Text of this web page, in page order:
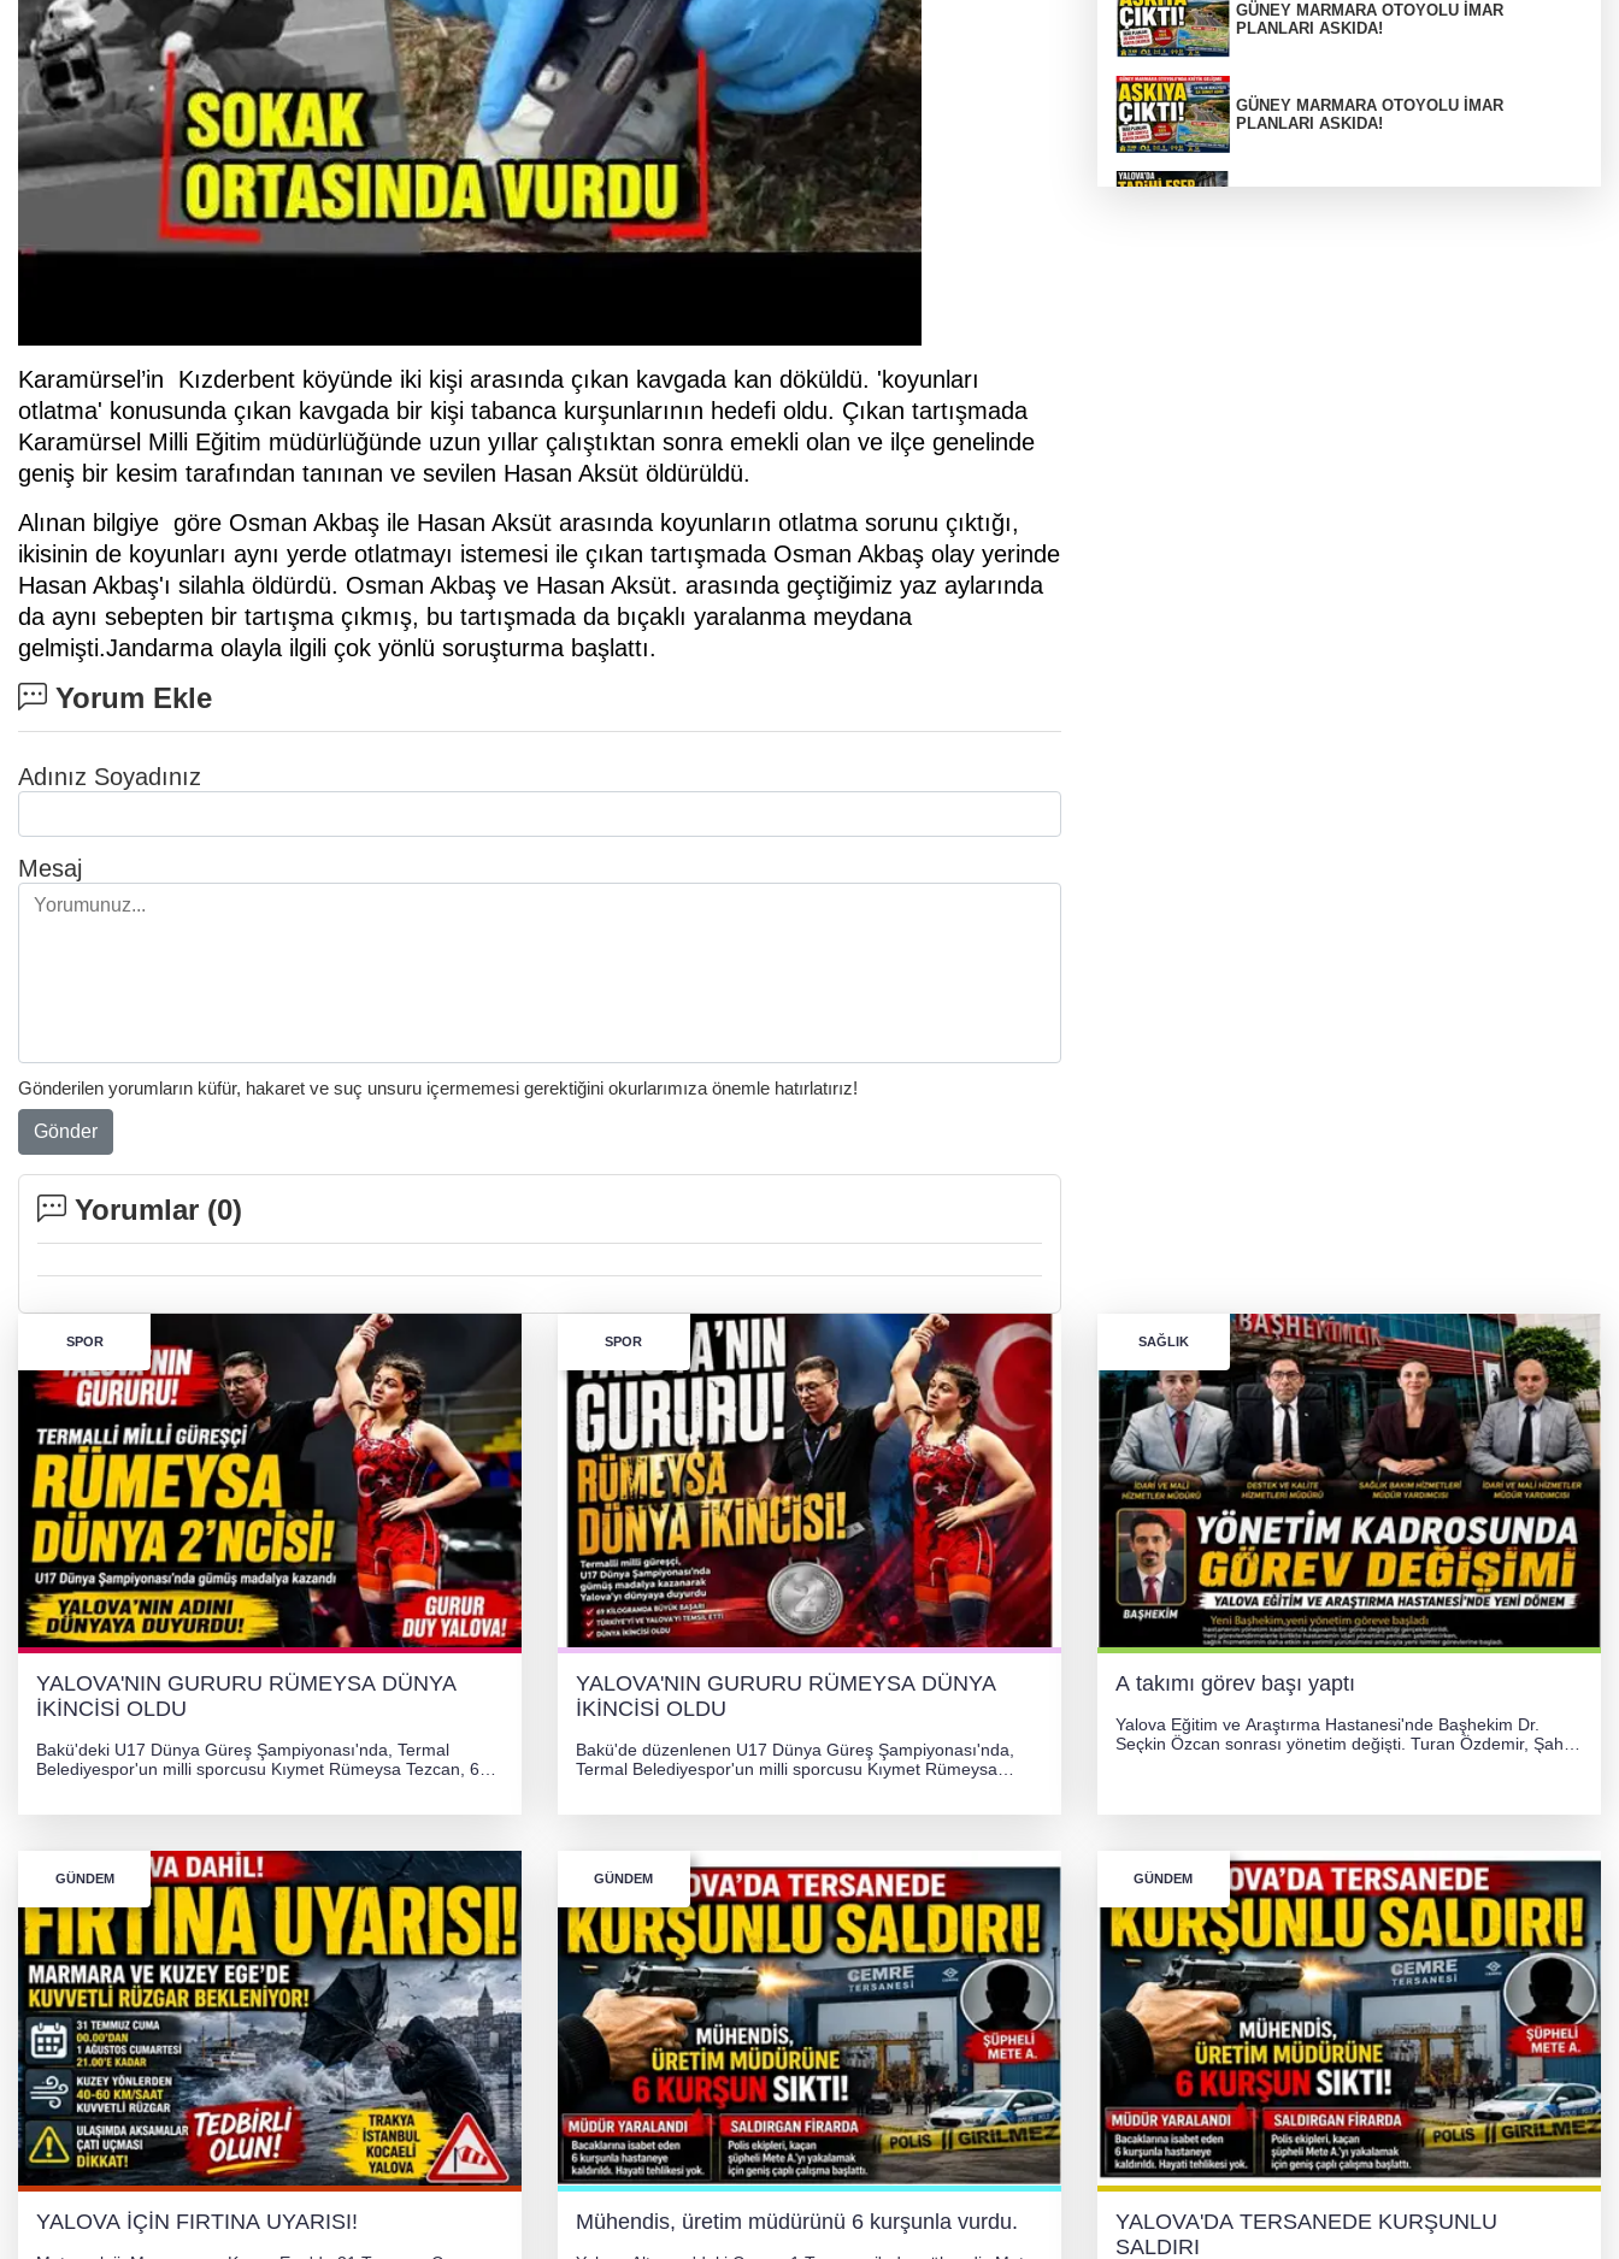
Karamürsel’in Kızderbent köyünde iki kişi arasında çıkan kavgada kan döküldü. 'koyunları
otlatma' konusunda çıkan kavgada bir kişi tabanca kurşunlarının hedefi oldu. Çıkan tartışmada
Karamürsel Milli Eğitim müdürlüğünde uzun yıllar çalıştıktan sonra emekli olan ve ilçe genelinde
geniş bir kesim tarafından tanınan ve sevilen Hasan Aksüt öldürüldü.
Alınan bilgiye göre Osman Akbaş ile Hasan Aksüt arasında koyunların otlatma sorunu çıktığı,
ikisinin de koyunları aynı yerde otlatmayı istemesi ile çıkan tartışmada Osman Akbaş olay yerinde
Hasan Akbaş'ı silahla öldürdü. Osman Akbaş ve Hasan Aksüt. arasında geçtiğimiz yaz aylarında
da aynı sebepten bir tartışma çıkmış, bu tartışmada da bıçaklı yaralanma meydana
gelmişti.Jandarma olayla ilgili çok yönlü soruşturma başlattı.
Yorum Ekle
Adınız Soyadınız
Mesaj
Gönderilen yorumların küfür, hakaret ve suç unsuru içermemesi gerektiğini okurlarımıza önemle hatırlatırız!
Gönder
Yorumlar (0)
GÜNEY MARMARA OTOYOLU İMAR
PLANLARI ASKIDA!
GÜNEY MARMARA OTOYOLU İMAR
PLANLARI ASKIDA!
SPOR
YALOVA'NIN GURURU RÜMEYSA DÜNYA
İKİNCİSİ OLDU
Bakü'deki U17 Dünya Güreş Şampiyonası'nda, Termal
Belediyespor'un milli sporcusu Kıymet Rümeysa Tezcan, 69
SPOR
YALOVA'NIN GURURU RÜMEYSA DÜNYA
İKİNCİSİ OLDU
Bakü'de düzenlenen U17 Dünya Güreş Şampiyonası'nda,
Termal Belediyespor'un milli sporcusu Kıymet Rümeysa
SAĞLIK
A takımı görev başı yaptı
Yalova Eğitim ve Araştırma Hastanesi'nde Başhekim Dr.
Seçkin Özcan sonrası yönetim değişti. Turan Özdemir, Şahin
GÜNDEM
YALOVA İÇİN FIRTINA UYARISI!
GÜNDEM
Mühendis, üretim müdürünü 6 kurşunla vurdu.
GÜNDEM
YALOVA'DA TERSANEDE KURŞUNLU
SALDIRI